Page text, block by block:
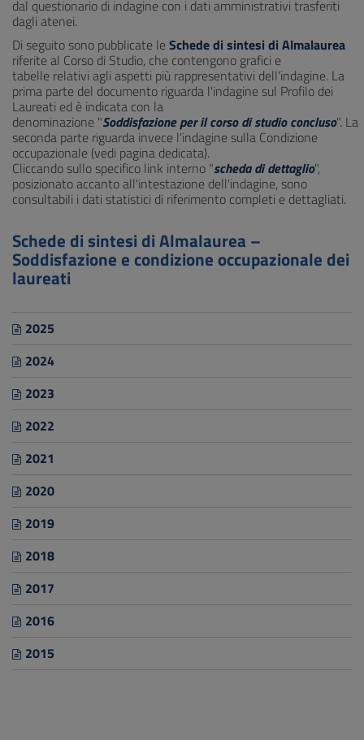
dal questionario di indagine con i dati amministrativi trasferiti
dagli atenei.
Di seguito sono pubblicate leSchede di sintesi di Almalaurea
riferite al Corso di Studio, che contengono grafici e
tabelle relativi agli aspetti più rappresentativi dell'indagine. La
prima parte del documento riguarda l'indagine sul Profilo dei
Laureati ed è indicata con la
denominazione "Soddisfazione per il corso di studio concluso". La
seconda parte riguarda invece l'indagine sulla Condizione
occupazionale (vedi pagina dedicata).
Cliccando sullo specifico link interno "scheda di dettaglio",
posizionato accanto all'intestazione dell'indagine, sono
consultabili i dati statistici di riferimento completi e dettagliati.
Schede di sintesi di Almalaurea –
Soddisfazione e condizione occupazionale dei
laureati
2025
2024
2023
2022
2021
2020
2019
2018
2017
2016
2015